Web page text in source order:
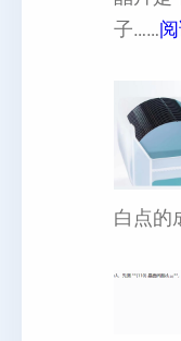
子……
白点的